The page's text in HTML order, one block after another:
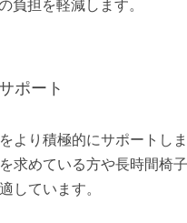
負担を軽減します。
ポート
より積極的にサポートし
求めている方や長時間椅
しています。